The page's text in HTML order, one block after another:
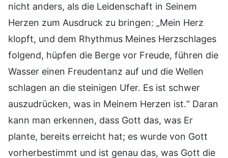
nicht anders, als die Leidenschaft in Seinem
Herzen zum Ausdruck zu bringen: „Mein Herz
klopft, und dem Rhythmus Meines Herzschlages
folgend, hüpfen die Berge vor Freude, führen die
Wasser einen Freudentanz auf und die Wellen
schlagen an die steinigen Ufer. Es ist schwer
auszudrücken, was in Meinem Herzen ist.“ Daran
kann man erkennen, dass Gott das, was Er
plante, bereits erreicht hat; es wurde von Gott
vorherbestimmt und ist genau das, was Gott die